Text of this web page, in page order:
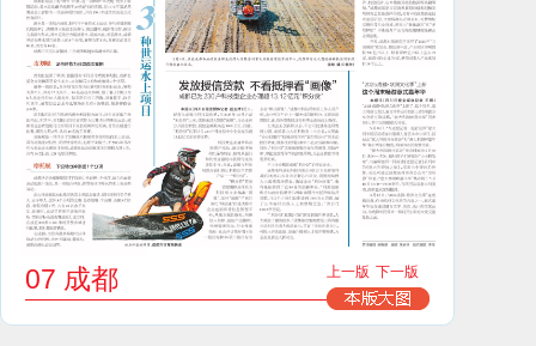
07 成都 上一版 下一版